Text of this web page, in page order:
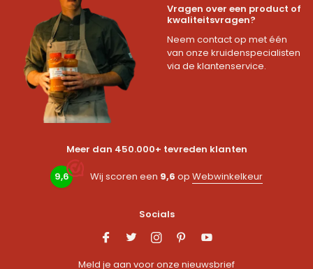
Vragen over een product of
kwaliteitsvragen?
Neem contact op met één
van onze kruidenspecialisten
via de klantenservice.
Meer dan 450.000+ tevreden klanten
9,6 Wij scoren een 9,6 op Webwinkelkeur
Socials
Meld je aan voor onze nieuwsbrief